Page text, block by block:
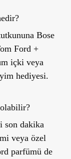
Bose
Ford +
içki veya
hediyesi.
son dakika
veya özel
parfümü de